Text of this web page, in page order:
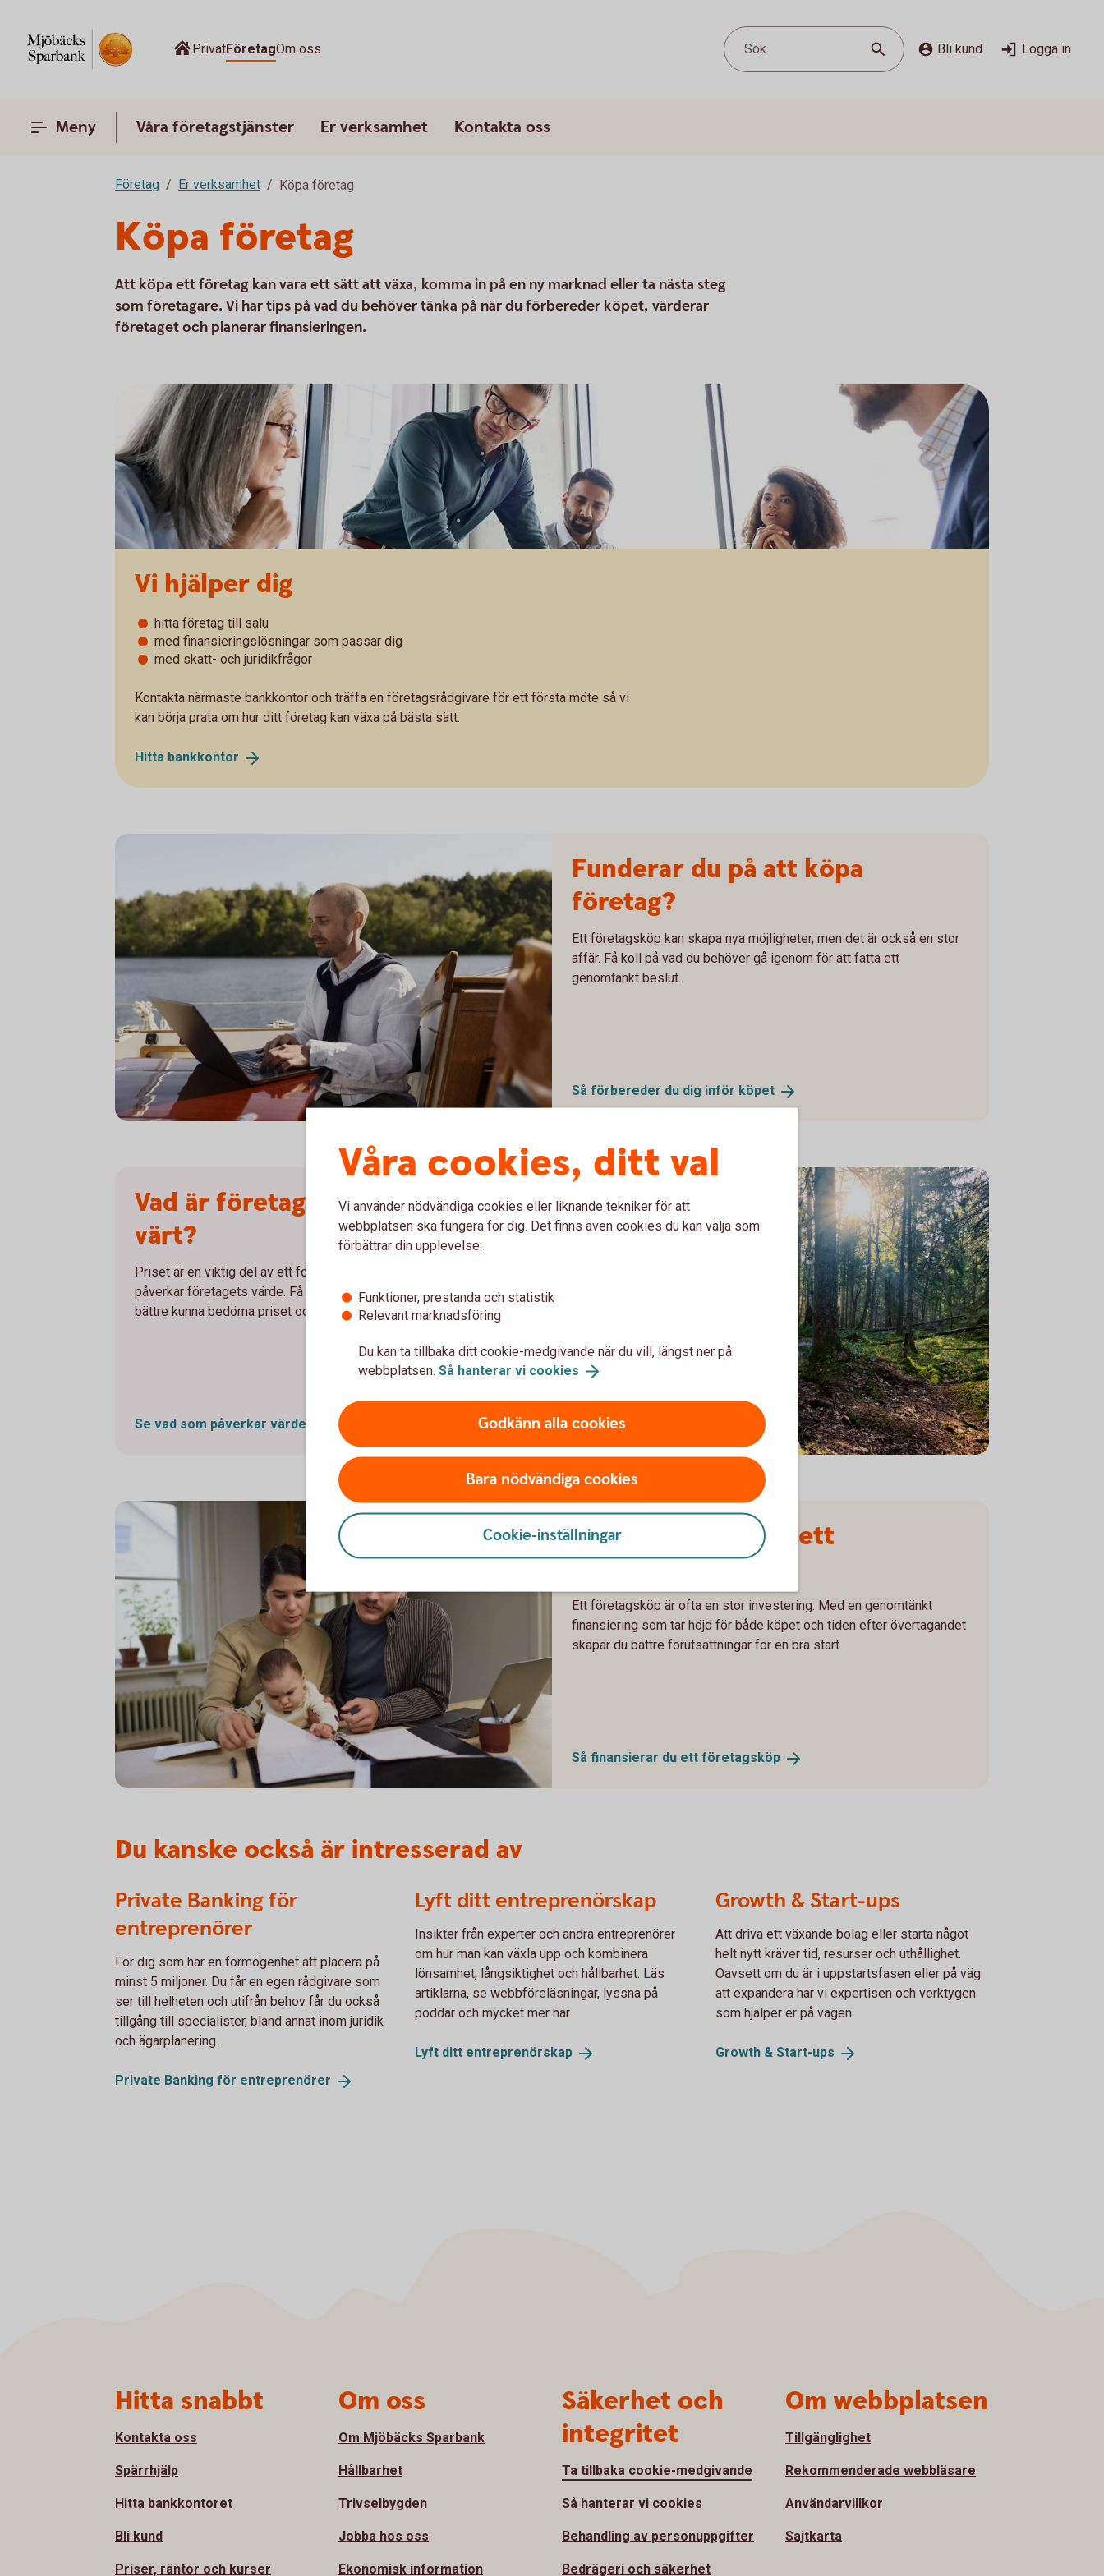
PrivatFöretagOm oss Sök Bli kund Logga in
Meny Våra företagstjänster Er verksamhet Kontakta oss
Företag Er verksamhet Köpa företag
Köpa företag
Att köpa ett företag kan vara ett sätt att växa, komma in på en ny marknad eller ta nästa steg
som företagare. Vi har tips på vad du behöver tänka på när du förbereder köpet, värderar
företaget och planerar finansieringen.
Vi hjälper dig
hitta företag till salu
med finansieringslösningar som passar dig
med skatt- och juridikfrågor
Kontakta närmaste bankkontor och träffa en företagsrådgivare för ett första möte så vi
kan börja prata om hur ditt företag kan växa på bästa sätt.
Hitta bankkontor
Funderar du på att köpa
företag?
Ett företagsköp kan skapa nya möjligheter, men det är också en stor
affär. Få koll på vad du behöver gå igenom för att fatta ett
genomtänkt beslut.
Så förbereder du dig inför köpet
Vad är företaget egentligen
värt?
Priset är en viktig del av ett företagsköp – men flera faktorer
påverkar företagets värde. Få koll på vad du behöver titta på för att
bättre kunna bedöma priset och affärens möjligheter.
Se vad som påverkar värdet
Hur finansierar du ett
företagsköp?
Ett företagsköp är ofta en stor investering. Med en genomtänkt
finansiering som tar höjd för både köpet och tiden efter övertagandet
skapar du bättre förutsättningar för en bra start.
Så finansierar du ett företagsköp
Du kanske också är intresserad av
Private Banking för
entreprenörer
För dig som har en förmögenhet att placera på
minst 5 miljoner. Du får en egen rådgivare som
ser till helheten och utifrån behov får du också
tillgång till specialister, bland annat inom juridik
och ägarplanering.
Private Banking för entreprenörer
Lyft ditt entreprenörskap
Insikter från experter och andra entreprenörer
om hur man kan växla upp och kombinera
lönsamhet, långsiktighet och hållbarhet. Läs
artiklarna, se webbföreläsningar, lyssna på
poddar och mycket mer här.
Lyft ditt entreprenörskap
Growth & Start-ups
Att driva ett växande bolag eller starta något
helt nytt kräver tid, resurser och uthållighet.
Oavsett om du är i uppstartsfasen eller på väg
att expandera har vi expertisen och verktygen
som hjälper er på vägen.
Growth & Start-ups
Våra cookies, ditt val
Vi använder nödvändiga cookies eller liknande tekniker för att
webbplatsen ska fungera för dig. Det finns även cookies du kan välja som
förbättrar din upplevelse:
Funktioner, prestanda och statistik
Relevant marknadsföring
Du kan ta tillbaka ditt cookie-medgivande när du vill, längst ner på
webbplatsen. Så hanterar vi cookies
Godkänn alla cookies
Bara nödvändiga cookies
Cookie-inställningar
Hitta snabbt
Kontakta oss
Spärrhjälp
Hitta bankkontoret
Bli kund
Priser, räntor och kurser
Om oss
Om Mjöbäcks Sparbank
Hållbarhet
Trivselbygden
Jobba hos oss
Ekonomisk information
Säkerhet och
integritet
Ta tillbaka cookie-medgivande
Så hanterar vi cookies
Behandling av personuppgifter
Bedrägeri och säkerhet
Om webbplatsen
Tillgänglighet
Rekommenderade webbläsare
Användarvillkor
Sajtkarta